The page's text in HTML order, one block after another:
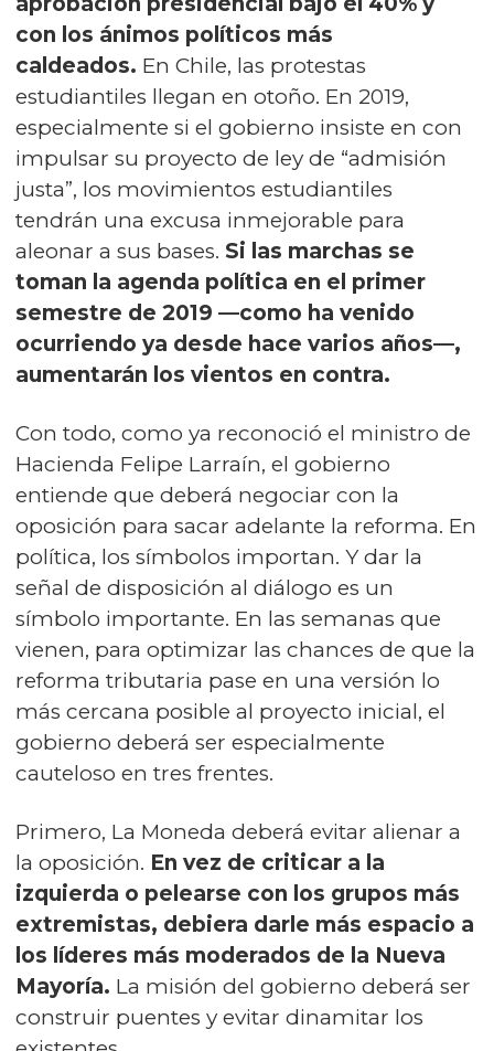
con los ánimos políticos más
caldeados. En Chile, las protestas
estudiantiles llegan en otoño. En 2019,
especialmente si el gobierno insiste en con
impulsar su proyecto de ley de “admisión
justa”, los movimientos estudiantiles
tendrán una excusa inmejorable para
aleonar a sus bases. Si las marchas se
toman la agenda política en el primer
semestre de 2019 —como ha venido
ocurriendo ya desde hace varios años—,
aumentarán los vientos en contra.
Con todo, como ya reconoció el ministro de
Hacienda Felipe Larraín, el gobierno
entiende que deberá negociar con la
oposición para sacar adelante la reforma. En
política, los símbolos importan. Y dar la
señal de disposición al diálogo es un
símbolo importante. En las semanas que
vienen, para optimizar las chances de que la
reforma tributaria pase en una versión lo
más cercana posible al proyecto inicial, el
gobierno deberá ser especialmente
cauteloso en tres frentes.
Primero, La Moneda deberá evitar alienar a
la oposición. En vez de criticar a la
izquierda o pelearse con los grupos más
extremistas, debiera darle más espacio a
los líderes más moderados de la Nueva
Mayoría. La misión del gobierno deberá ser
construir puentes y evitar dinamitar los